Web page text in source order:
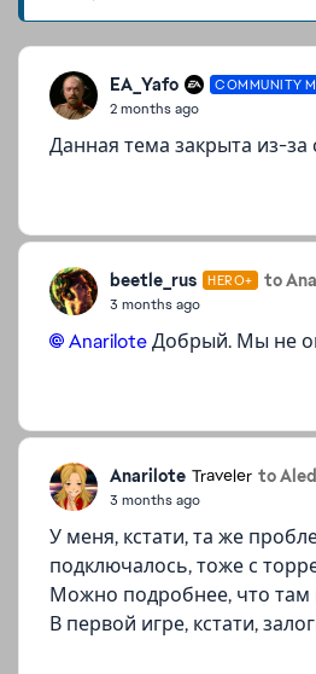
EA_Yafo COMMUNITY
2 months ago
Данная тема закрыта из-за
beetle_rus HERO+ to
3 months ago
Anarilote​Добрый. Мы не
Anarilote Traveler to
3 months ago
У меня, кстати, та же
подключалось, тоже с
Можно подробнее, что там
В первой игре, кстати,